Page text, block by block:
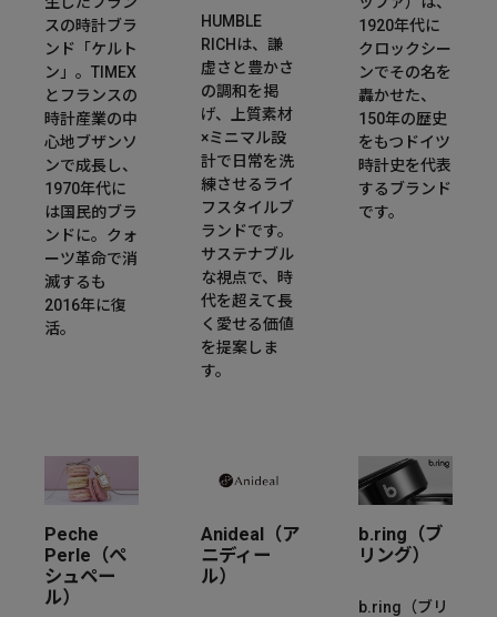
スの時計ブラ
ンド「ケルト
ン」。TIMEX
とフランスの
時計産業の中
心地ブザンソ
ンで成長し、
1970年代に
は国民的ブラ
ンドに。クォ
ーツ革命で消
滅するも
2016年に復
活。
HUMBLE
RICHは、謙
虚さと豊かさ
の調和を掲
げ、上質素材
×ミニマル設
計で日常を洗
練させるライ
フスタイルブ
ランドです。
サステナブル
な視点で、時
代を超えて長
く愛せる価値
を提案しま
す。
1920年代に
クロックシー
ンでその名を
轟かせた、
150年の歴史
をもつドイツ
時計史を代表
するブランド
です。
Peche
Perle（ぺ
シュペー
ル）
Anideal（ア
ニディー
ル）
b.ring（ブ
リング）
b.ring（ブリ